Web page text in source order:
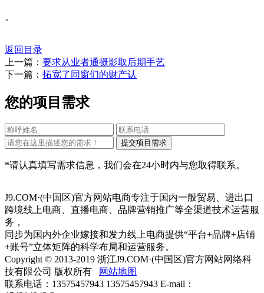
。
返回目录
上一篇： 要求从业者通摄影取后期手艺
下一篇： 拓宽了同窗们的财产认
您的项目需求
*请认真填写需求信息，我们会在24小时内与您取得联系。
J9.COM·(中国区)官方网站电商专注于国内一般贸易、进出口
跨境线上电商、直播电商、品牌营销推广等全渠道技术运营服
务，
同步为国内外企业嫁接和发力线上电商提供“平台+品牌+店铺
+账号”立体矩阵的科学布局和运营服务。
Copyright © 2013-2019 浙江J9.COM·(中国区)官方网站网络科
技有限公司 版权所有
网站地图
联系电话：13575457943 13575457943 E-mail：